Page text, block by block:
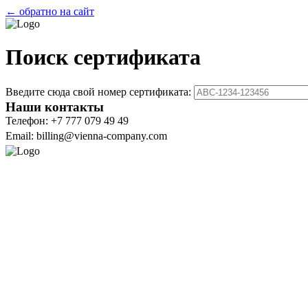
← обратно на сайт
Поиск сертификата
Введите сюда свой номер сертификата:
Наши контакты
Телефон: +7 777 079 49 49
Email: billing@vienna-company.com